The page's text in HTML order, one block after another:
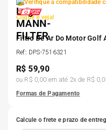
Verifique a compatibilidade
Clique e veja!
Filtro De Ar Do Motor Golf
Ref: DPS-7516321
R$59,90
ou R$ 0,00 em até 2x de R$
Formas de Pagamento
Calcule o frete e prazo de
6º 175 70r14
8º 185 60r15